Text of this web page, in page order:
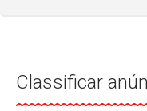
Classificar